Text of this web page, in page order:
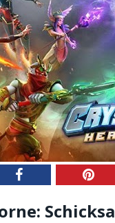
Facebook